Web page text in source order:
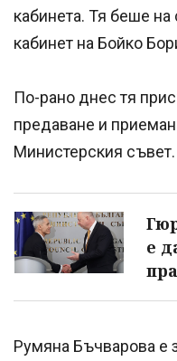
кабинета. Тя беше
кабинет на Бойко
По-рано днес тя
предаване и
Министерския съвет.
е
Румяна Бъчварова е